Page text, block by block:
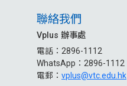
聯絡我們
Vplus 辦事處
電話：2896-1112
WhatsApp：2896-1112
電郵： vplus@vtc.edu.hk